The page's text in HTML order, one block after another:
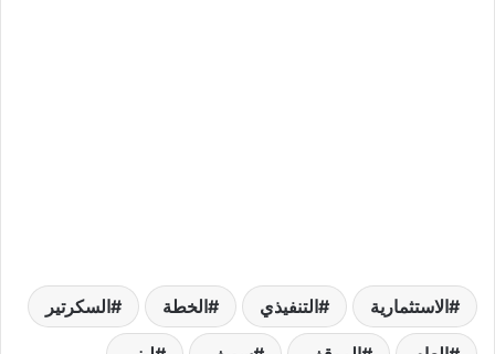
الاستثمارية التنفيذي الخطة السكرتير